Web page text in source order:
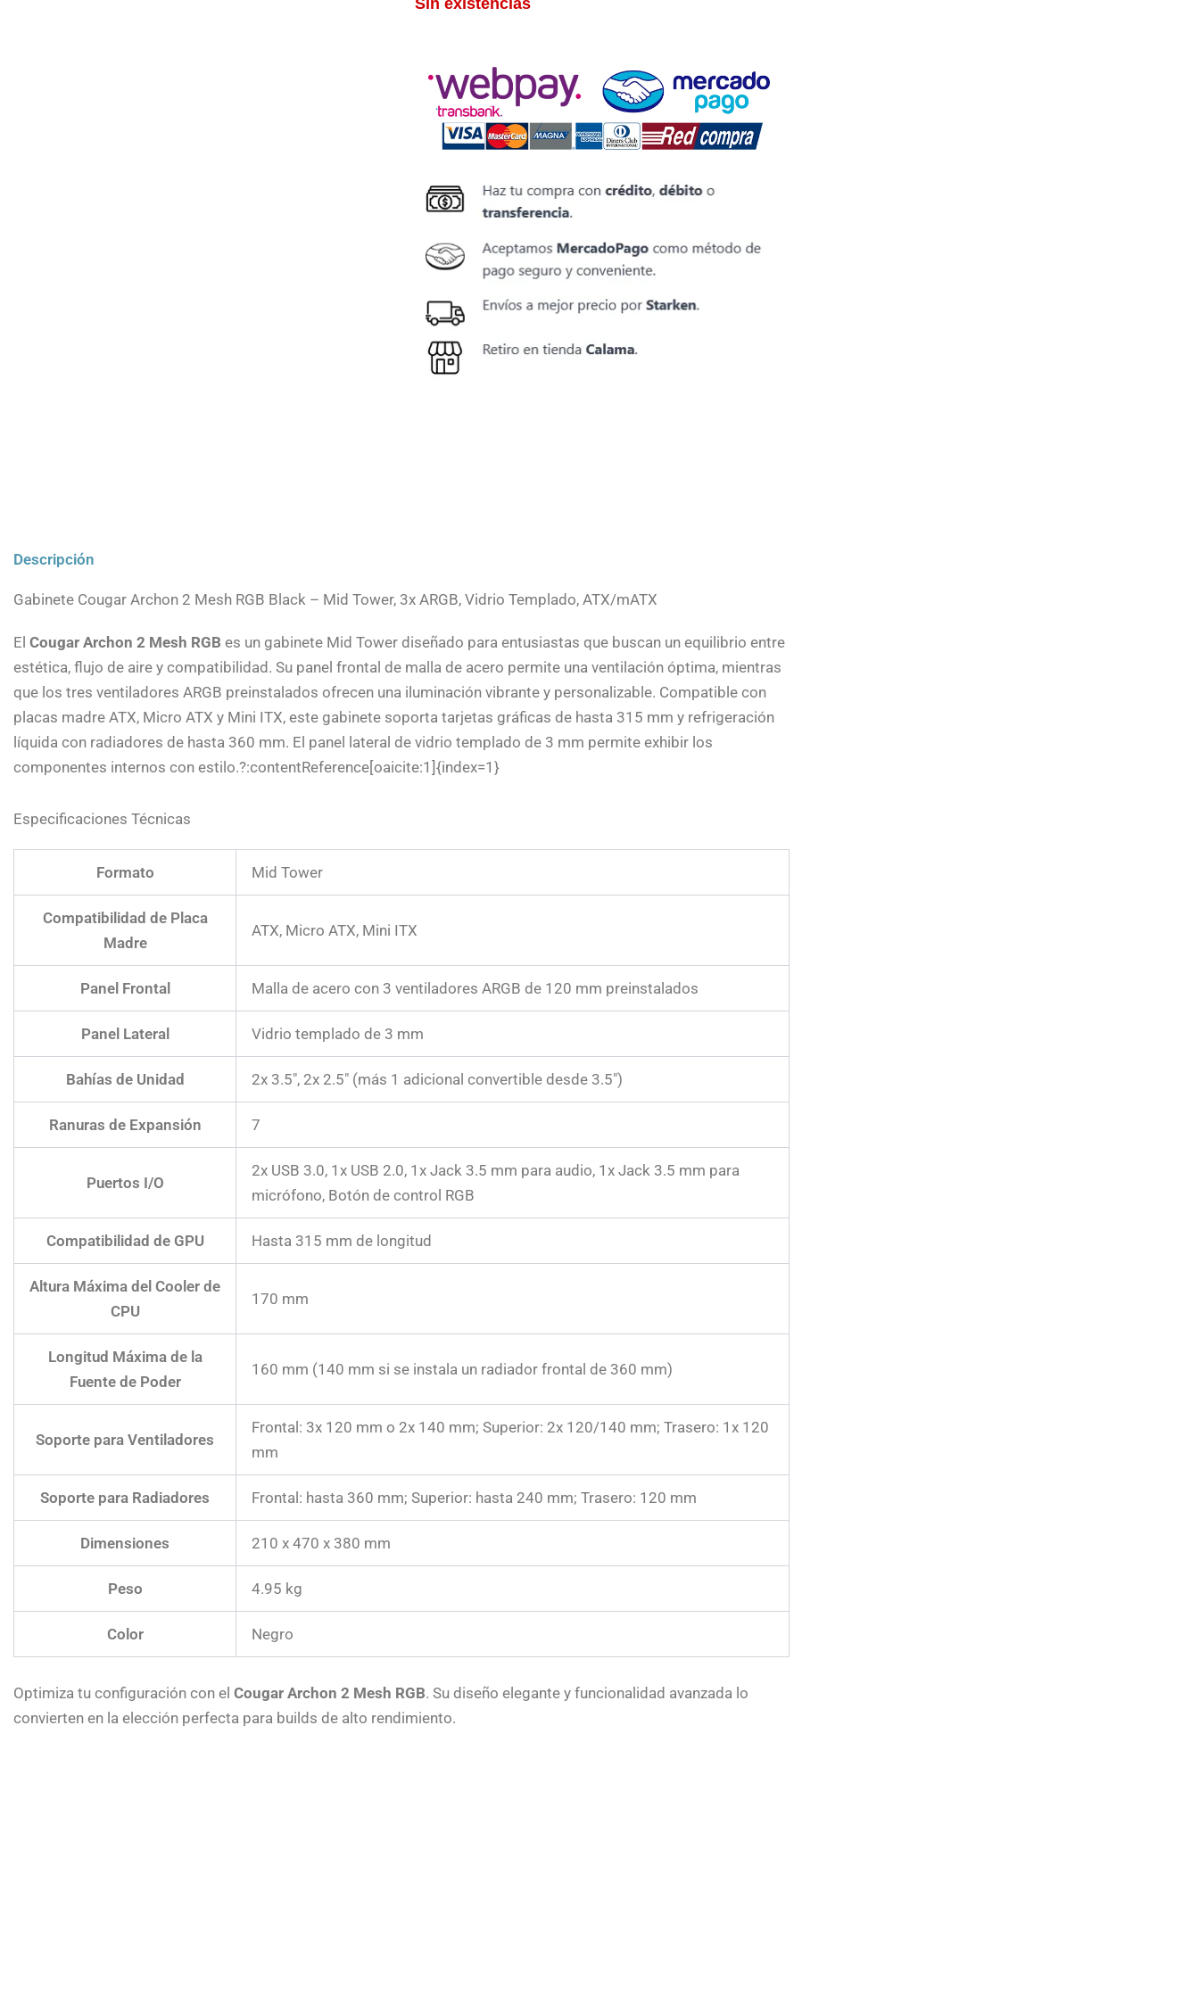
Descripción
Gabinete Cougar Archon 2 Mesh RGB Black – Mid Tower, 3x ARGB, Vidrio Templado, ATX/mATX
El Cougar Archon 2 Mesh RGB es un gabinete Mid Tower diseñado para entusiastas que buscan un equilibrio entre
estética, flujo de aire y compatibilidad. Su panel frontal de malla de acero permite una ventilación óptima, mientras
que los tres ventiladores ARGB preinstalados ofrecen una iluminación vibrante y personalizable. Compatible con
placas madre ATX, Micro ATX y Mini ITX, este gabinete soporta tarjetas gráficas de hasta 315 mm y refrigeración
líquida con radiadores de hasta 360 mm. El panel lateral de vidrio templado de 3 mm permite exhibir los
componentes internos con estilo.?:contentReference[oaicite:1]{index=1}
Especificaciones Técnicas
Formato Mid Tower
Compatibilidad de Placa
Madre
ATX, Micro ATX, Mini ITX
Panel Frontal Malla de acero con 3 ventiladores ARGB de 120 mm preinstalados
Panel Lateral Vidrio templado de 3 mm
Bahías de Unidad 2x 3.5″, 2x 2.5″ (más 1 adicional convertible desde 3.5″)
Ranuras de Expansión 7
Puertos I/O
2x USB 3.0, 1x USB 2.0, 1x Jack 3.5 mm para audio, 1x Jack 3.5 mm para
micrófono, Botón de control RGB
Compatibilidad de GPU Hasta 315 mm de longitud
Altura Máxima del Cooler de
CPU
170 mm
Longitud Máxima de la
Fuente de Poder
160 mm (140 mm si se instala un radiador frontal de 360 mm)
Soporte para Ventiladores
Frontal: 3x 120 mm o 2x 140 mm; Superior: 2x 120/140 mm; Trasero: 1x 120
mm
Soporte para Radiadores Frontal: hasta 360 mm; Superior: hasta 240 mm; Trasero: 120 mm
Dimensiones 210 x 470 x 380 mm
Peso 4.95 kg
Color Negro
Optimiza tu configuración con el Cougar Archon 2 Mesh RGB. Su diseño elegante y funcionalidad avanzada lo
convierten en la elección perfecta para builds de alto rendimiento.